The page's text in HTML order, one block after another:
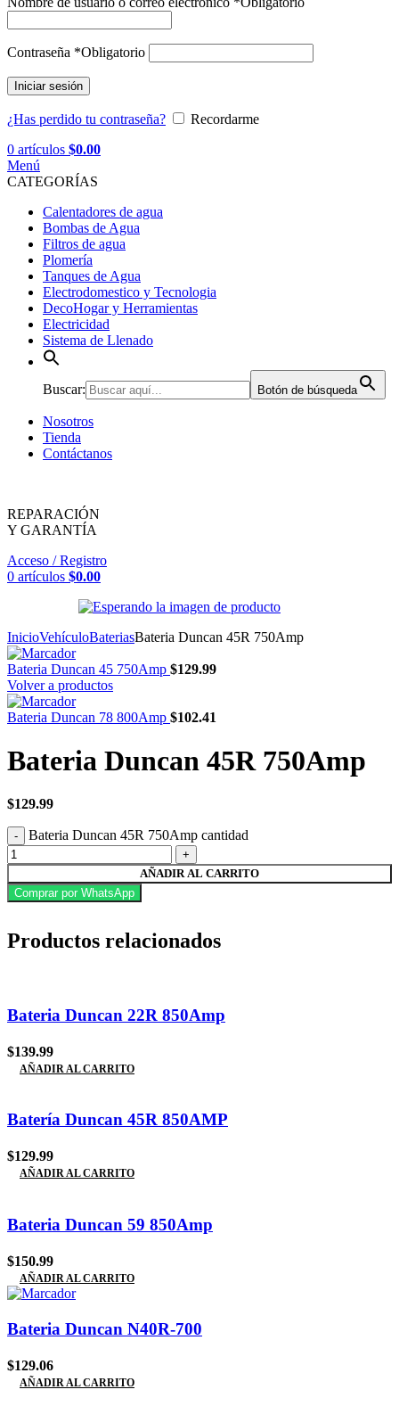
Contraseña *Obligatorio
Iniciar sesión
¿Has perdido tu contraseña?
Recordarme
0 artículos $0.00
Menú
CATEGORÍAS
Calentadores de agua
Bombas de Agua
Filtros de agua
Plomería
Tanques de Agua
Electrodomestico y Tecnologia
DecoHogar y Herramientas
Electricidad
Sistema de Llenado
Buscar: Botón de búsqueda
Nosotros
Tienda
Contáctanos
REPARACIÓN
Y GARANTÍA
Acceso / Registro
0 artículos $0.00
InicioVehículoBateriasBateria Duncan 45R 750Amp
Bateria Duncan 45 750Amp $129.99
Volver a productos
Bateria Duncan 78 800Amp $102.41
Bateria Duncan 45R 750Amp
$129.99
Bateria Duncan 45R 750Amp cantidad
AÑADIR AL CARRITO
Comprar por WhatsApp
Productos relacionados
Bateria Duncan 22R 850Amp
$139.99
AÑADIR AL CARRITO
Batería Duncan 45R 850AMP
$129.99
AÑADIR AL CARRITO
Bateria Duncan 59 850Amp
$150.99
AÑADIR AL CARRITO
Bateria Duncan N40R-700
$129.06
AÑADIR AL CARRITO